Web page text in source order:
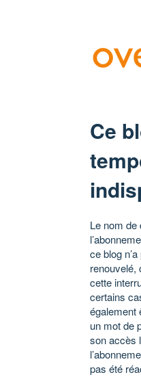
Ce
Le nom de
ce blog
renouvelé,
cette
certains
également
un mot de
son accès
pas été